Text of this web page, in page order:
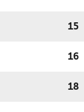
15
16
18